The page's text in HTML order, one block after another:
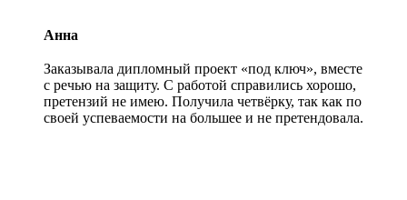
Анна
Заказывала дипломный проект «под ключ», вместе
с речью на защиту. С работой справились хорошо,
претензий не имею. Получила четвёрку, так как по
своей успеваемости на большее и не претендовала.